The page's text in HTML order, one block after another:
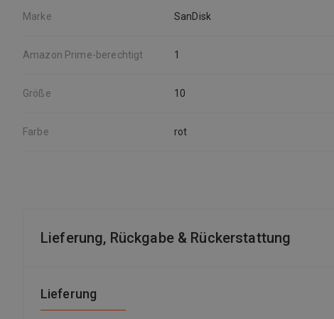
Marke SanDisk
Amazon Prime-berechtigt 1
Größe 10
Farbe rot
Lieferung, Rückgabe & Rückerstattung
Lieferung